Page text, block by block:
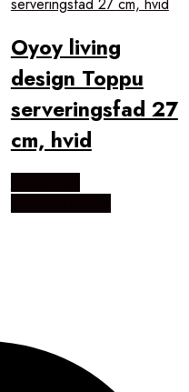
Oyoy living
design Toppu
serveringsfad 27
cm, hvid